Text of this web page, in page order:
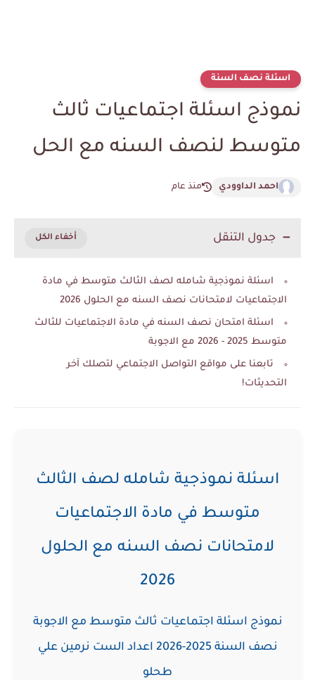
اسئلة نصف السنة
نموذج اسئلة اجتماعيات ثالث
متوسط لنصف السنه مع الحل
احمد الداوودي منذ عام
جدول التنقل
اسئلة نموذجية شامله لصف الثالث متوسط في مادة
الاجتماعيات لامتحانات نصف السنه مع الحلول 2026
اسئلة امتحان نصف السنه في مادة الاجتماعيات للثالث
متوسط 2025 - 2026 مع الاجوبة
تابعنا على مواقع التواصل الاجتماعي لتصلك آخر
التحديثات!
اسئلة نموذجية شامله لصف الثالث
متوسط في مادة الاجتماعيات
لامتحانات نصف السنه مع الحلول
2026
نموذج اسئلة اجتماعيات ثالث متوسط مع الاجوبة
نصف السنة 2025-2026 اعداد الست نرمين علي
طحلو